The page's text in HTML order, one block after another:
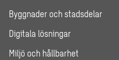
Byggnader och stadsdelar
Digitala lösningar
Miljö och hållbarhet